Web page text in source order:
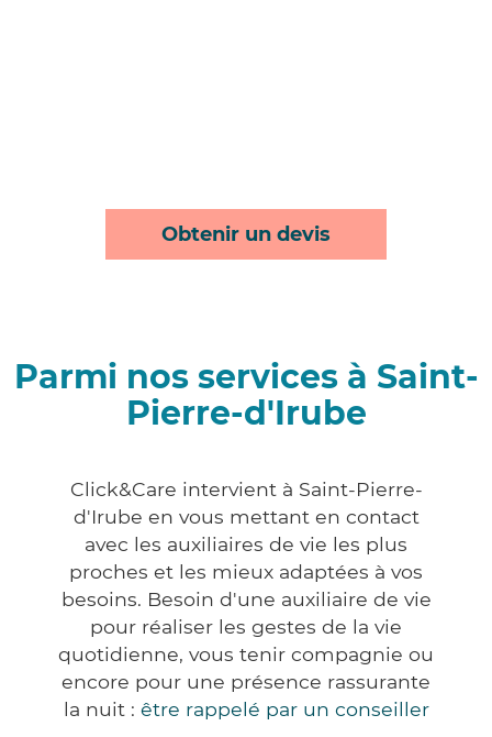
Obtenir un devis
Parmi nos services à Saint-
Pierre-d'Irube
Click&Care intervient à Saint-Pierre-
d'Irube en vous mettant en contact
avec les auxiliaires de vie les plus
proches et les mieux adaptées à vos
besoins. Besoin d'une auxiliaire de vie
pour réaliser les gestes de la vie
quotidienne, vous tenir compagnie ou
encore pour une présence rassurante
la nuit : être rappelé par un conseiller